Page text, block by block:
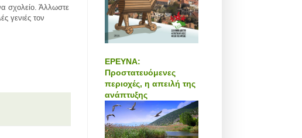
σχολείο. Άλλωστε
γενιές τον
ΕΡΕΥΝΑ:
Προστατευόμενες
περιοχές, η απειλή της
ανάπτυξης